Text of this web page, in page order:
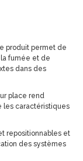
produit permet de
fumée et de
dans des
place rend
les caractéristiques
repositionnables et
des systèmes